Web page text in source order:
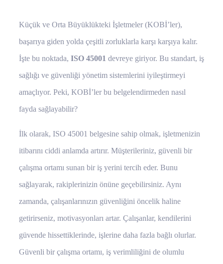
Küçük ve Orta Büyüklükteki İşletmeler (KOBİ’ler),
başarıya giden yolda çeşitli zorluklarla karşı karşıya kalır.
İşte bu noktada, ISO 45001 devreye giriyor. Bu standart, iş
sağlığı ve güvenliği yönetim sistemlerini iyileştirmeyi
amaçlıyor. Peki, KOBİ’ler bu belgelendirmeden nasıl
fayda sağlayabilir?
İlk olarak, ISO 45001 belgesine sahip olmak, işletmenizin
itibarını ciddi anlamda artırır. Müşterileriniz, güvenli bir
çalışma ortamı sunan bir iş yerini tercih eder. Bunu
sağlayarak, rakiplerinizin önüne geçebilirsiniz. Aynı
zamanda, çalışanlarınızın güvenliğini öncelik haline
getirirseniz, motivasyonları artar. Çalışanlar, kendilerini
güvende hissettiklerinde, işlerine daha fazla bağlı olurlar.
Güvenli bir çalışma ortamı, iş verimliliğini de olumlu